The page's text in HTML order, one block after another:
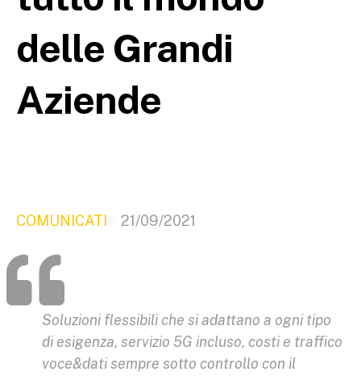
delle Grandi
Aziende
COMUNICATI 21/09/2021
Soluzioni flessibili che si adattano a ogni tipo
di esigenza, servizio 5G incluso, costi e traffico
voce&dati sempre sotto controllo con il